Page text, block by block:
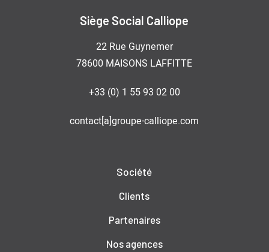
Siège Social Calliope
22 Rue Guynemer
78600 MAISONS LAFFITTE
+33 (0) 1 55 93 02 00
contact[a]groupe-calliope.com
Société
Clients
Partenaires
Nos agences